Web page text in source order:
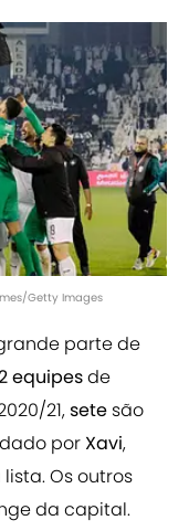
Getty Images
parte de
equipesde
21,sete são
por Xavi,
Os outros
da capital.